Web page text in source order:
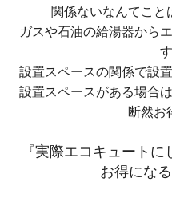
関係ないなんてこと
ガスや石油の給湯器から
設置スペースの関係で設
設置スペースがある場合
断然お
『実際エコキュート
お得にな